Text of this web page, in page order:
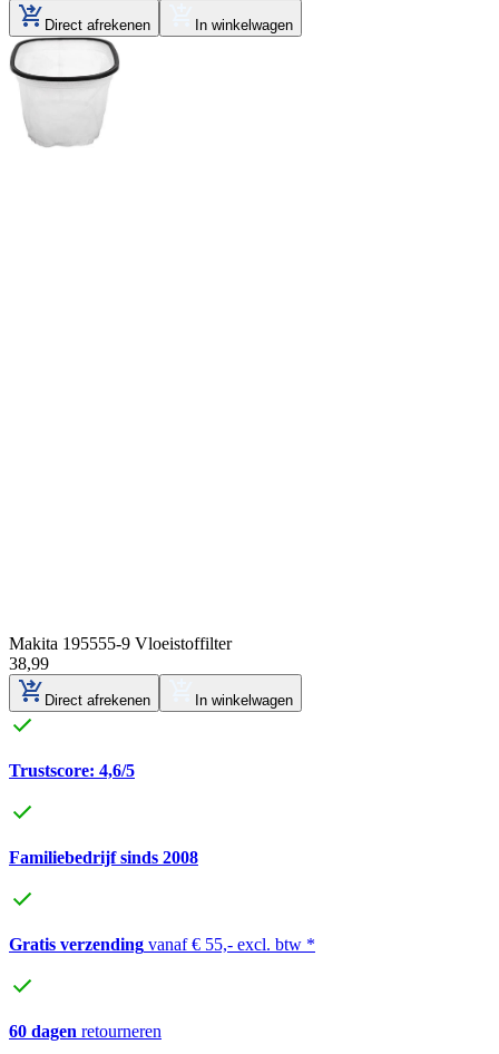
Direct afrekenen In winkelwagen
Makita 195555-9 Vloeistoffilter
38,99
Direct afrekenen In winkelwagen
Trustscore: 4,6/5
Familiebedrijf sinds 2008
Gratis verzending vanaf € 55,- excl. btw *
60 dagen retourneren